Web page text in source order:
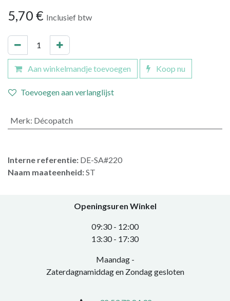
5,70 € Inclusief btw
Aan winkelmandje toevoegen Koop nu
Toevoegen aan verlanglijst
Merk: Décopatch
Interne referentie: DE-SA#220
Naam maateenheid:ST
Openingsuren Winkel
0​9:30 - 12:00
​13:30 - 17:30​
Maandag -
Zaterdagnamiddag en Zondag gesloten